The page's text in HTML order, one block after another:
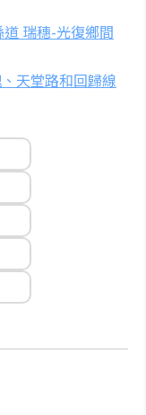
瑞穗-光復鄉間
天堂路和回歸線